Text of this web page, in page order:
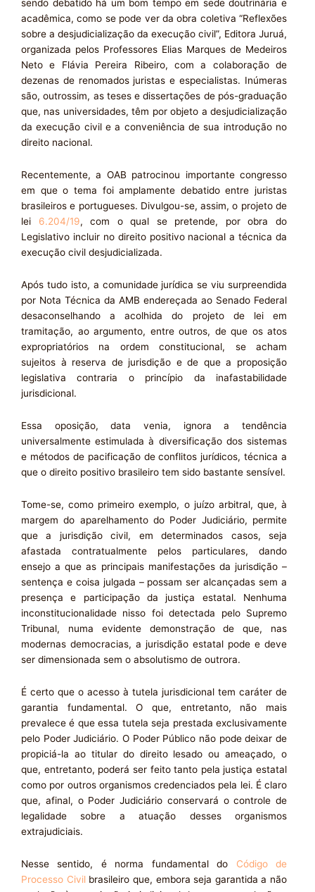
sendo debatido há um bom tempo em sede doutrinária e
acadêmica, como se pode ver da obra coletiva “Reflexões
sobre a desjudicialização da execução civil”, Editora Juruá,
organizada pelos Professores Elias Marques de Medeiros
Neto e Flávia Pereira Ribeiro, com a colaboração de
dezenas de renomados juristas e especialistas. Inúmeras
são, outrossim, as teses e dissertações de pós-graduação
que, nas universidades, têm por objeto a desjudicialização
da execução civil e a conveniência de sua introdução no
direito nacional.
Recentemente, a OAB patrocinou importante congresso
em que o tema foi amplamente debatido entre juristas
brasileiros e portugueses. Divulgou-se, assim, o projeto de
lei 6.204/19, com o qual se pretende, por obra do
Legislativo incluir no direito positivo nacional a técnica da
execução civil desjudicializada.
Após tudo isto, a comunidade jurídica se viu surpreendida
por Nota Técnica da AMB endereçada ao Senado Federal
desaconselhando a acolhida do projeto de lei em
tramitação, ao argumento, entre outros, de que os atos
expropriatórios na ordem constitucional, se acham
sujeitos à reserva de jurisdição e de que a proposição
legislativa contraria o princípio da inafastabilidade
jurisdicional.
Essa oposição, data venia, ignora a tendência
universalmente estimulada à diversificação dos sistemas
e métodos de pacificação de conflitos jurídicos, técnica a
que o direito positivo brasileiro tem sido bastante sensível.
Tome-se, como primeiro exemplo, o juízo arbitral, que, à
margem do aparelhamento do Poder Judiciário, permite
que a jurisdição civil, em determinados casos, seja
afastada contratualmente pelos particulares, dando
ensejo a que as principais manifestações da jurisdição –
sentença e coisa julgada – possam ser alcançadas sem a
presença e participação da justiça estatal. Nenhuma
inconstitucionalidade nisso foi detectada pelo Supremo
Tribunal, numa evidente demonstração de que, nas
modernas democracias, a jurisdição estatal pode e deve
ser dimensionada sem o absolutismo de outrora.
É certo que o acesso à tutela jurisdicional tem caráter de
garantia fundamental. O que, entretanto, não mais
prevalece é que essa tutela seja prestada exclusivamente
pelo Poder Judiciário. O Poder Público não pode deixar de
propiciá-la ao titular do direito lesado ou ameaçado, o
que, entretanto, poderá ser feito tanto pela justiça estatal
como por outros organismos credenciados pela lei. É claro
que, afinal, o Poder Judiciário conservará o controle de
legalidade sobre a atuação desses organismos
extrajudiciais.
Nesse sentido, é norma fundamental do Código de
Processo Civilbrasileiro que, embora seja garantida a não